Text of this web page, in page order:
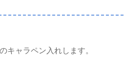
ャラペン入れします。